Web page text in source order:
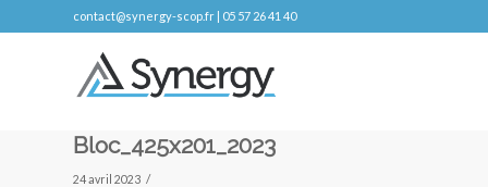
contact@synergy-scop.fr | 05 57 26 41 40
Bloc_425x201_2023
24 avril 2023 /